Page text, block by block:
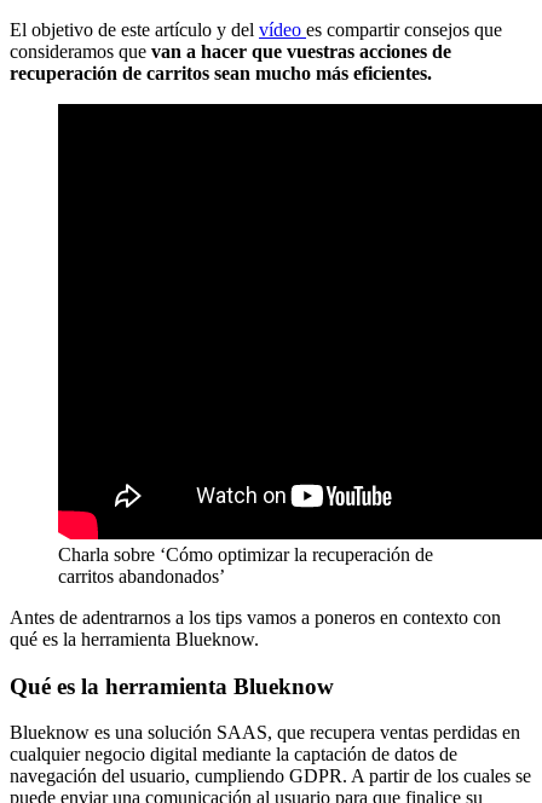
El objetivo de este artículo y del vídeo es compartir consejos que
consideramos que van a hacer que vuestras acciones de
recuperación de carritos sean mucho más eficientes.
Charla sobre ‘Cómo optimizar la recuperación de
carritos abandonados’
Antes de adentrarnos a los tips vamos a poneros en contexto con
qué es la herramienta Blueknow.
Qué es la herramienta Blueknow
Blueknow es una solución SAAS, que recupera ventas perdidas en
cualquier negocio digital mediante la captación de datos de
navegación del usuario, cumpliendo GDPR. A partir de los cuales se
puede enviar una comunicación al usuario para que finalice su